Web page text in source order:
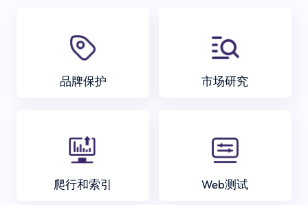
品牌保护 市场研究
爬行和索引 Web测试